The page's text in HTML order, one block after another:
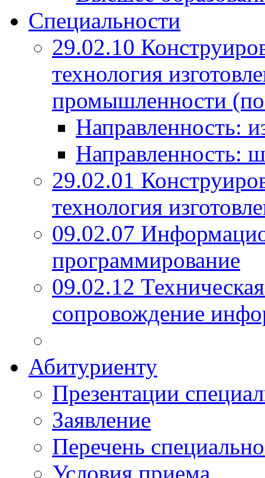
Специальности
29.02.10
технология
промышленности
Направленность:
Направленность:
29.02.01
технология
09.02.07
программирование
09.02.12
сопровождение
Абитуриенту
Презентации
Заявление
Перечень